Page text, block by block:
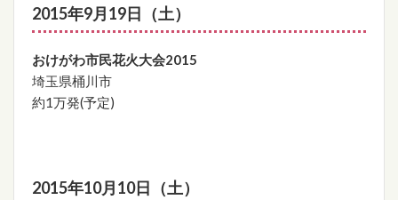
2015年9月19日（土）
おけがわ市民花火大会2015
埼玉県桶川市
約1万発(予定)
2015年10月10日（土）